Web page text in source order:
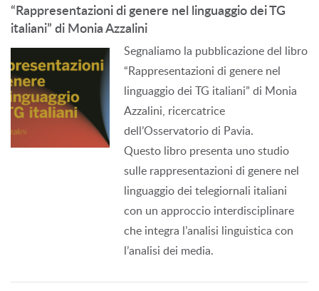
“Rappresentazioni di genere nel linguaggio dei TG
italiani” di Monia Azzalini
Segnaliamo la pubblicazione del libro
“Rappresentazioni di genere nel
linguaggio dei TG italiani” di Monia
Azzalini, ricercatrice
dell’Osservatorio di Pavia.
Questo libro presenta uno studio
sulle rappresentazioni di genere nel
linguaggio dei telegiornali italiani
con un approccio interdisciplinare
che integra l’analisi linguistica con
l’analisi dei media.